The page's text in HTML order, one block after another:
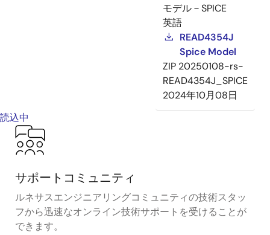
モデル－SPICE
英語
READ4354J
Spice Model
ZIP 20250108-rs-
READ4354J_SPICE
2024年10月08日
読込中
サポートコミュニティ
ルネサスエンジニアリングコミュニティの技術スタッ
フから迅速なオンライン技術サポートを受けることが
できます。